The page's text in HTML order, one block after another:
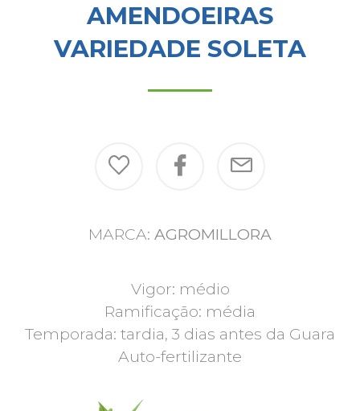
AMENDOEIRAS
VARIEDADE SOLETA
MARCA: AGROMILLORA
Vigor: médio
Ramificação: média
Temporada: tardia, 3 dias antes da Guara
Auto-fertilizante